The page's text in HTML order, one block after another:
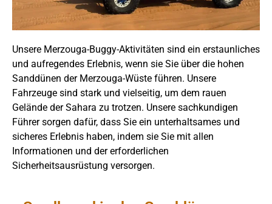
Unsere Merzouga-Buggy-Aktivitäten sind ein erstaunliches
und aufregendes Erlebnis, wenn sie Sie über die hohen
Sanddünen der Merzouga-Wüste führen. Unsere
Fahrzeuge sind stark und vielseitig, um dem rauen
Gelände der Sahara zu trotzen. Unsere sachkundigen
Führer sorgen dafür, dass Sie ein unterhaltsames und
sicheres Erlebnis haben, indem sie Sie mit allen
Informationen und der erforderlichen
Sicherheitsausrüstung versorgen.